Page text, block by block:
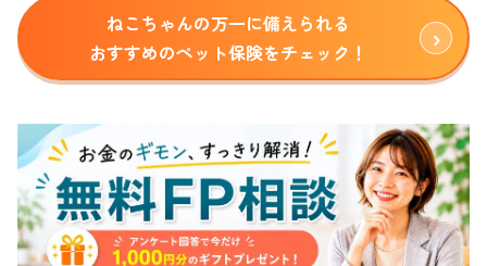
ねこちゃんの万一に備えられる
おすすめのペット保険をチェック！